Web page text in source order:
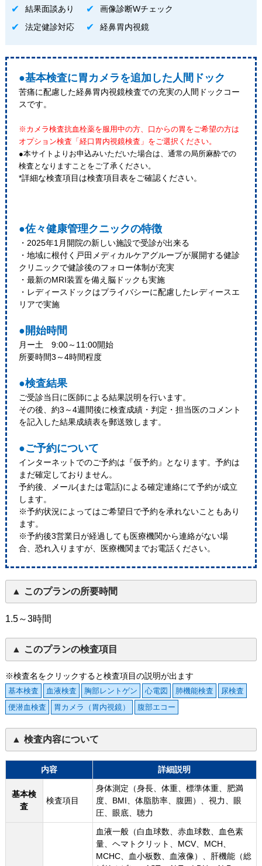
結果面談あり
画像診断Wチェック
法定健診対応
経鼻胃内視鏡
●基本検査に胃カメラを追加した人間ドック
苦痛に配慮した経鼻胃内視鏡検査での充実の人間ドックコー
スです。
※カメラ検査抗血栓薬を服用中の方、口からの胃をご希望の方は
オプション検査「経口胃内視鏡検査」をご選択ください。
●本サイトよりお申込みいただいた場合は、通常の局所麻酔での
検査となりますことをご了承ください。
*詳細な検査項目は検査項目表をご確認ください。
●佐々健康管理クニックの特徴
・2025年1月開院の新しい施設で受診が出来る
・地域に根付く戸田メディカルケアグループが展開する健診
クリニックで健診後のフォロー体制が充実
・最新のMRI装置を備え脳ドックも実施
・レディースドックはプライバシーに配慮したレディースエ
リアで実施
●開始時間
月ー土 9:00～11:00開始
所要時間3～4時間程度
●検査結果
ご受診当日に医師による結果説明を行います。
その後、約3～4週間後に検査成績・判定・担当医のコメント
を記入した結果成績表を郵送致します。
●ご予約について
インターネットでのご予約は『仮予約』となります。予約は
まだ確定しておりません。
予約後、メール(または電話)による確定連絡にて予約が成立
します。
※予約状況によってはご希望日で予約を承れないこともあり
ます。
※予約後3営業日が経過しても医療機関から連絡がない場
合、恐れ入りますが、医療機関までお電話ください。
このプランの所要時間
1.5～3時間
このプランの検査項目
※検査名をクリックすると検査項目の説明が出ます
基本検査 血液検査 胸部レントゲン 心電図 肺機能検査
尿検査
便潜血検査
胃カメラ（胃内視鏡） 腹部エコー
検査内容について
内容 詳細説明
基本検
査
検査項目
身体測定（身長、体重、標準体重、肥満
度、BMI、体脂肪率、腹囲）、視力、眼
圧、眼底、聴力
血液一般（白血球数、赤血球数、血色素
量、ヘマトクリット、MCV、MCH、
MCHC、血小板数、血液像）、肝機能（総